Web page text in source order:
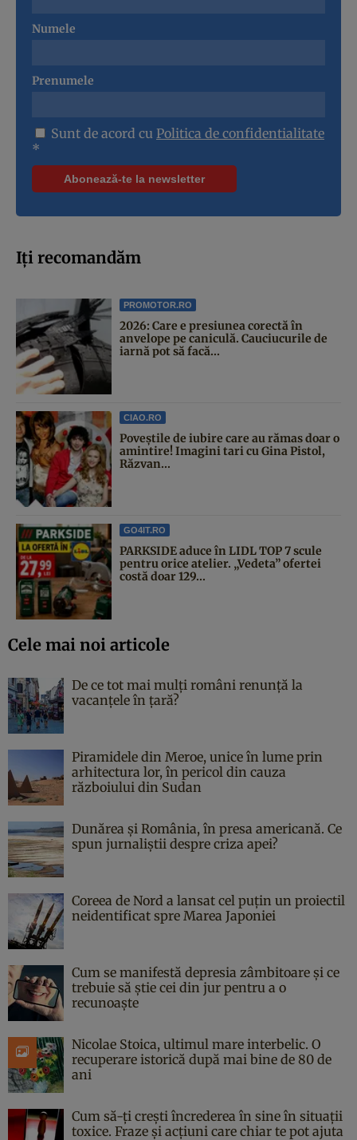
Numele
Prenumele
Sunt de acord cu Politica de confidentialitate
*
Iți recomandăm
PROMOTOR.RO
2026: Care e presiunea corectă în
anvelope pe caniculă. Cauciucurile de
iarnă pot să facă...
CIAO.RO
Poveştile de iubire care au rămas doar o
amintire! Imagini tari cu Gina Pistol,
Răzvan...
GO4IT.RO
PARKSIDE aduce în LIDL TOP 7 scule
pentru orice atelier. „Vedeta” ofertei
costă doar 129...
Cele mai noi articole
De ce tot mai mulți români renunță la
vacanțele în țară?
Piramidele din Meroe, unice în lume prin
arhitectura lor, în pericol din cauza
războiului din Sudan
Dunărea și România, în presa americană. Ce
spun jurnaliștii despre criza apei?
Coreea de Nord a lansat cel puțin un proiectil
neidentificat spre Marea Japoniei
Cum se manifestă depresia zâmbitoare și ce
trebuie să știe cei din jur pentru a o
recunoaște
Nicolae Stoica, ultimul mare interbelic. O
recuperare istorică după mai bine de 80 de
ani
Cum să-ți crești încrederea în sine în situații
toxice. Fraze și acțiuni care chiar te pot ajuta